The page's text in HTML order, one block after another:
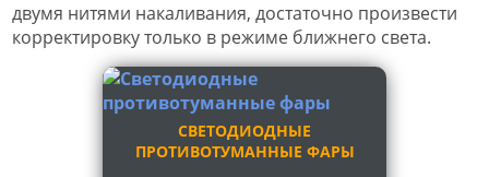
двумя нитями накаливания, достаточно произвести
корректировку только в режиме ближнего света.
СВЕТОДИОДНЫЕ
ПРОТИВОТУМАННЫЕ ФАРЫ